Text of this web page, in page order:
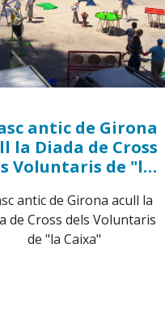
antic de Girona
la Diada de Cross
Voluntaris de "la
antic de Girona acull la
de Cross dels Voluntaris
de "la Caixa"